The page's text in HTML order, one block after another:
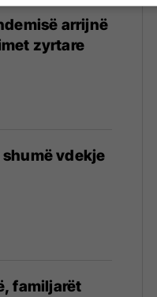
arrijnë
zyrtare
vdekje
familjarët